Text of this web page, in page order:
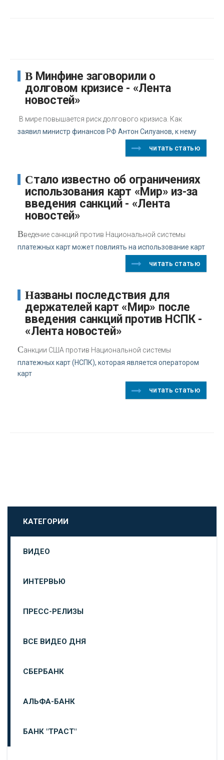
В Минфине заговорили о
долговом кризисе - «Лента
новостей»
В мире повышается риск долгового кризиса. Как
заявил министр финансов РФ Антон Силуанов, к нему
читать статью
Стало известно об ограничениях
использования карт «Мир» из-за
введения санкций - «Лента
новостей»
Введение санкций против Национальной системы
платежных карт может повлиять на использование карт
читать статью
Названы последствия для
держателей карт «Мир» после
введения санкций против НСПК -
«Лента новостей»
Санкции США против Национальной системы
платежных карт (НСПК), которая является оператором
карт
читать статью
КАТЕГОРИИ
ВИДЕО
ИНТЕРВЬЮ
ПРЕСС-РЕЛИЗЫ
ВСЕ ВИДЕО ДНЯ
СБЕРБАНК
АЛЬФА-БАНК
БАНК "ТРАСТ"